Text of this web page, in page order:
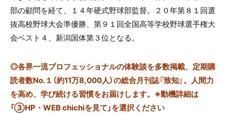
部の顧問を経て、１４年硬式野球部監督。２０年第８１回選
抜高校野球大会準優勝、第９１回全国高等学校野球選手権大
会ベスト４、新潟国体第３位となる。
◎各界一流プロフェッショナルの体験談を多数掲載、定期購
読者数No.１（約11万8,000人）の総合月刊誌『致知』。人間力
を高め、学び続ける習慣をお届けします。※動機詳細は
「③HP・WEB chichiを見て」を選択ください